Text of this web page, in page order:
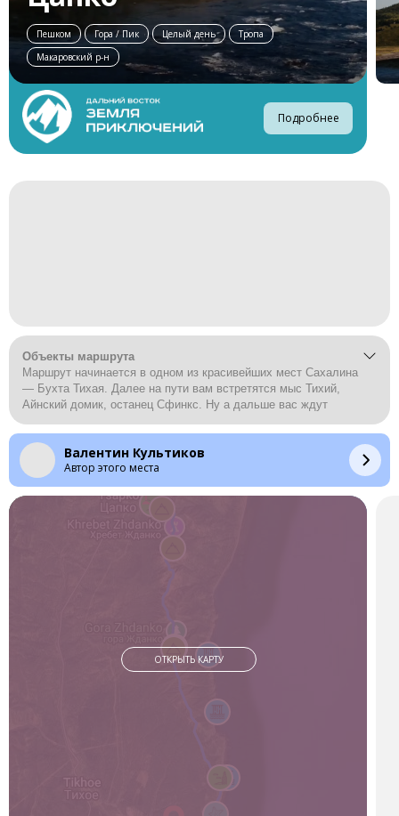
Пешком Гора / Пик Целый день
Тропа
Макаровский р-н
Подробнее
Объекты маршрута
Маршрут начинается в одном из красивейших мест Сахалина
— Бухта Тихая. Далее на пути вам встретятся мыс Тихий,
Айнский домик, останец Сфинкс. Ну а дальше вас ждут
маршрута вы будете проезжать поселок Восточный, в
котором находится ещё одна достопримечательность —
ворота Тори. Тории — символические врата храма религии
Синто. Сооружение, которое осталось после японцев. Также
с бухты Тихой можно подняться на пик Смелый.
Географическая и климатическая характеристика
закрыт облаками и поднимающимся вверх по склонам
туманом с моря, скрываться за пеленой затяжного дождя
участки, где приходится карабкаться. Если вы боитесь
высоты, то это может стать серьезным испытанием для вас.
К слову, люди с опытом либо отсутствием боязни высоты
Валентин Культиков
Автор этого места
ОТКРЫТЬ КАРТУ